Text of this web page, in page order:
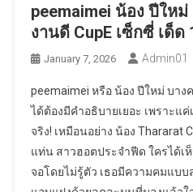
peemaimei น้อง ปีให
งานดี CupE เซ็กซี่ เด็ด
January 7, 2026 Admin01
peemaimei หรือ น้อง ปีใหม่ บาง
ได้ต้องมีคำอธิบายเยอะ เพราะแ
จริง! เหมือนอย่าง น้อง Thararat
แท่น สาวฮอตประจำฟีด ใครได้เ
จอโดยไม่รู้ตัว เธอมีความคมแบบ